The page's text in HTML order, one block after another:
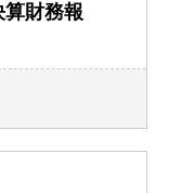
算財務報